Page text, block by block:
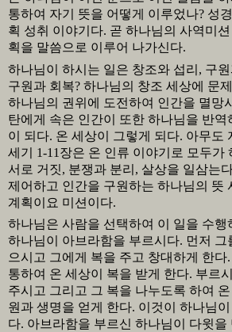
통하여 자기 뜻을 어떻게 이루었나? 성
획 성취 이야기다. 곧 하나님의 사역미
획을 말씀으로 이루어 나가신다.
하나님이 하시는 일은 창조와 섭리 , 구
구원과 회복? 하나님의 창조 세상에 문
하나님의 권위에 도전하여 인간을 멸망
탄에게 속은 인간이 또한 하나님을 반역
이 되다. 온 세상이 그렇게 되다. 아무도
세기
1-11 장은 온 인류 이야기로 모두가
서로 거짓, 분쟁과 분리 , 살상을 일삼는
제어하고 인간을 구원하는 하나님의 뜻
계획이요 미션이다.
하나님은 사람을 선택하여 이 일을 수행
하나님이 아브라함을 부르시다. 먼저 그
으시고 그에게 복을 주고 창대하게 한다.
통하여 온 세상이 복을 받게 한다. 부르
주시고 그리고 그 복을 나누도록 하여
원과 생명을 얻게 한다. 이것이 하나님
다. 아브라함을 부르신 하나님이 다윗을